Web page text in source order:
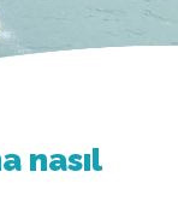
nasıl